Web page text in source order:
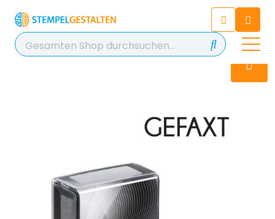
Chatten Sie 24/7 mit unserem
hilfreichen Chatbot
Kontakt
+49 2038 0480 403